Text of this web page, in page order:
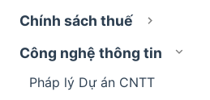
Chính sách thuế
Công nghệ thông tin
Pháp lý Dự án CNTT